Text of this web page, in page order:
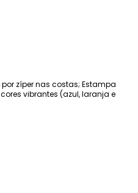
zíper nas costas; Estampa
vibrantes (azul, laranja e